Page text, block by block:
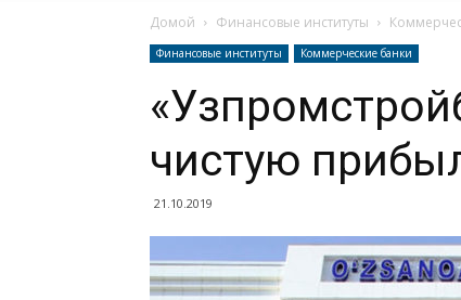
Домой Финансовые институты
Финансовые институты Коммерческие банки
чистую
21.10.2019